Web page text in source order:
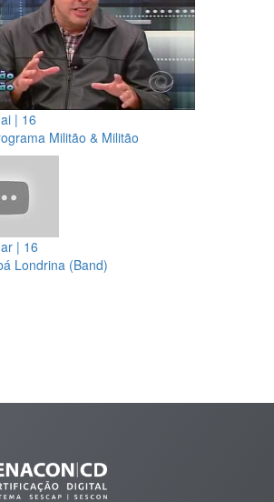
| 16
Militão & Militão
| 16
Londrina (Band)